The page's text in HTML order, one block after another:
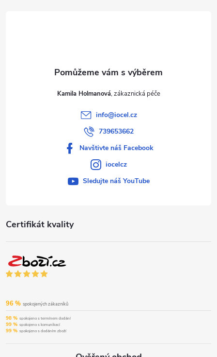
Certifikát kvality
96 % spokojených zákazníků
98 % spokojeno s termínem dodání
99 % spokojeno s komunikací
99 % spokojeno s dodáním zboží
Kamila Holmanová
info@iocel.cz
739653662
Navštivte náš Facebook
iocelcz
Sledujte náš YouTube